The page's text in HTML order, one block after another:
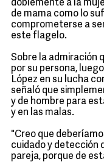
doblemente a la
de mama como lo
comprometerse a
este flagelo.
Sobre la admiración
por su persona,
López en su lucha
señaló que
y de hombre para
y en las malas.
"Creo que
cuidado y detección
pareja, porque de